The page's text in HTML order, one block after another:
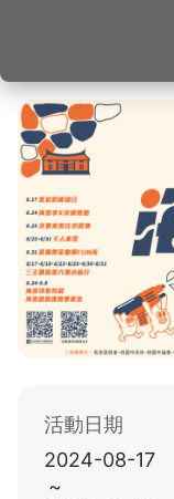
活動日期
2024-08-17
~